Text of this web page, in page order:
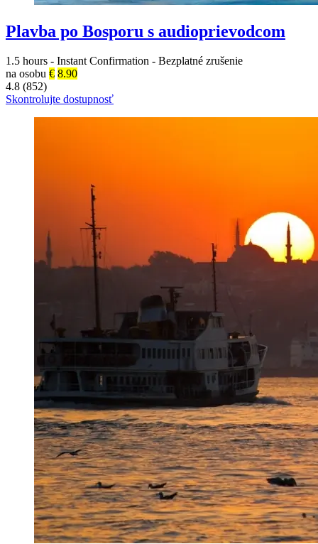
Plavba po Bosporu s audioprievodcom
1.5 hours - Instant Confirmation - Bezplatné zrušenie
na osobu € 8.90
4.8 (852)
Skontrolujte dostupnosť